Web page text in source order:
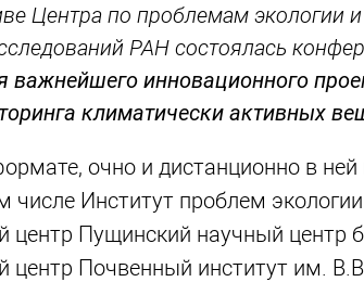
Центра по проблемам экологии
РАН состоялась
инновационного
климатически активных
очно и дистанционно в ней
числе Институт проблем
Пущинский научный центр
центр Почвенный институт им.